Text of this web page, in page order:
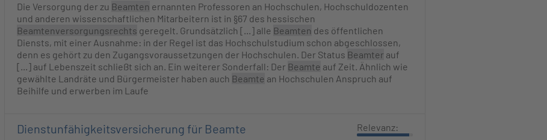
Die Versorgung der zu Beamten ernannten Professoren an Hochschulen, Hochschuldozenten
und anderen wissenschaftlichen Mitarbeitern ist in §67 des hessischen
Beamtenversorgungsrechts geregelt. Grundsätzlich [...] alle Beamten des öffentlichen
Diensts, mit einer Ausnahme: in der Regel ist das Hochschulstudium schon abgeschlossen,
denn es gehört zu den Zugangsvoraussetzungen der Hochschulen. Der Status Beamter auf
[...] auf Lebenszeit schließt sich an. Ein weiterer Sonderfall: Der Beamte auf Zeit. Ähnlich wie
gewählte Landräte und Bürgermeister haben auch Beamte an Hochschulen Anspruch auf
Beihilfe und erwerben im Laufe
Dienstunfähigkeitsversicherung für Beamte
Relevanz: